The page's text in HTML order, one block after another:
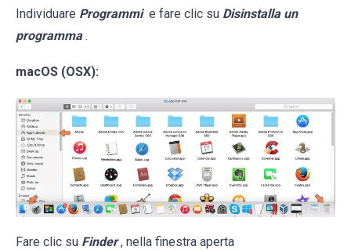
Individuare Programmi e fare clic su Disinstalla un
programma .
macOS (OSX):
Fare clic su Finder , nella finestra aperta